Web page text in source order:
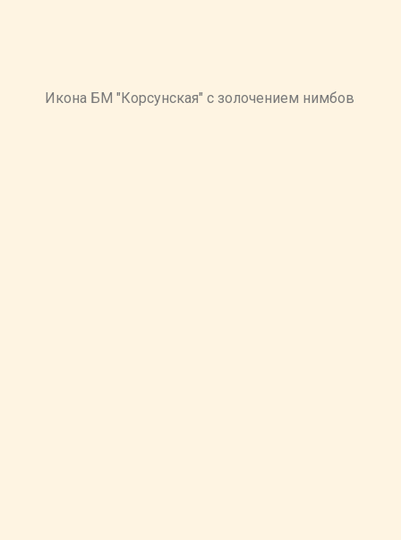
Икона БМ "Корсунская" с золочением нимбов